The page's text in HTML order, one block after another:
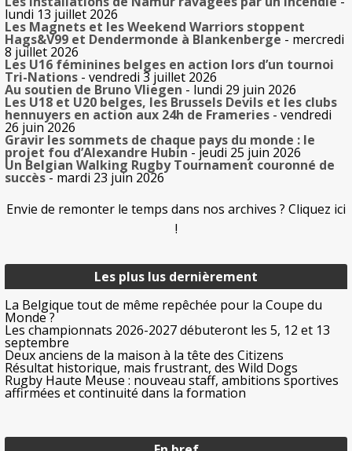
Les plus lus dernièrement
La Belgique tout de même repêchée pour la Coupe du
Monde ?
Les championnats 2026-2027 débuteront les 5, 12 et 13
septembre
Deux anciens de la maison à la tête des Citizens
Résultat historique, mais frustrant, des Wild Dogs
Rugby Haute Meuse : nouveau staff, ambitions sportives
affirmées et continuité dans la formation
lundi 13 juillet 2026
Les Magnets et les Weekend Warriors stoppent
Hags&V99 et Dendermonde à Blankenberge - mercredi
8 juillet 2026
Les U16 féminines belges en action lors d’un tournoi
Tri-Nations - vendredi 3 juillet 2026
Au soutien de Bruno Vliegen - lundi 29 juin 2026
Les U18 et U20 belges, les Brussels Devils et les clubs
hennuyers en action aux 24h de Frameries - vendredi
26 juin 2026
Gravir les sommets de chaque pays du monde : le
projet fou d’Alexandre Hubin - jeudi 25 juin 2026
Un Belgian Walking Rugby Tournament couronné de
succès- mardi 23 juin 2026
Envie de remonter le temps dans nos archives ? Cliquez ici
!